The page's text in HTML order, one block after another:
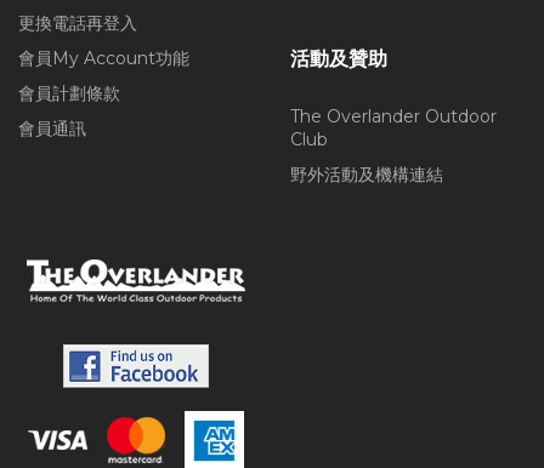
更換電話再登入
會員My Account功能
會員計劃條款
會員通訊
活動及贊助
The Overlander Outdoor
Club
野外活動及機構連結